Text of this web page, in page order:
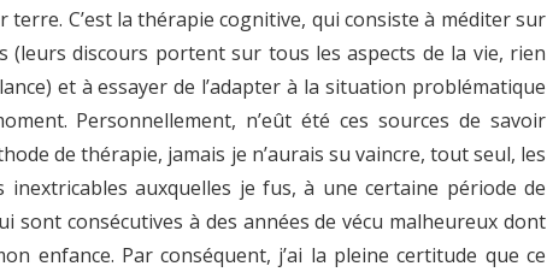
C’est la thérapie cognitive, qui consiste à méditer sur
(leurs discours portent sur tous les aspects de la vie, rien
et à essayer de l’adapter à la situation problématique
Personnellement, n’eût été ces sources de savoir
de thérapie, jamais je n’aurais su vaincre, tout seul, les
inextricables auxquelles je fus, à une certaine période de
sont consécutives à des années de vécu malheureux dont
enfance. Par conséquent, j’ai la pleine certitude que ce